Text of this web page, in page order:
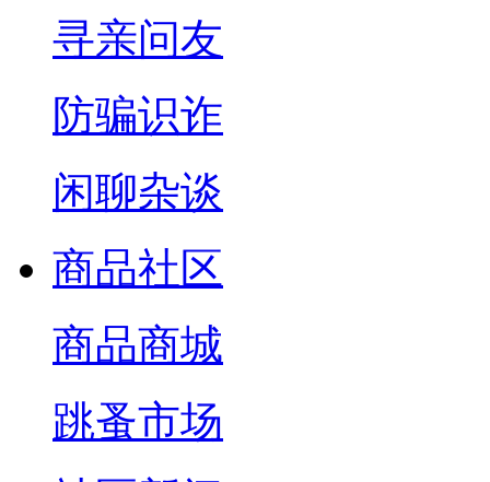
寻亲问友
防骗识诈
闲聊杂谈
商品社区
商品商城
跳蚤市场